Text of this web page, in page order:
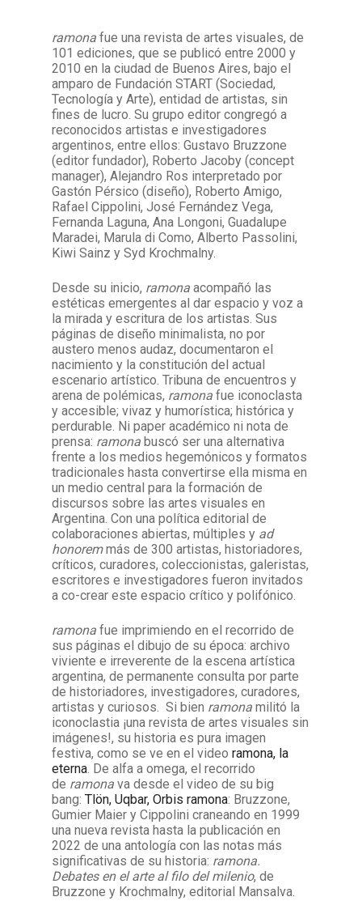
Facebook
Instagram
Twitter
Mail
ramona fue una revista de artes visuales, de
101 ediciones, que se publicó entre 2000 y
2010 en la ciudad de Buenos Aires, bajo el
amparo de Fundación START (Sociedad,
Tecnología y Arte), entidad de artistas, sin
fines de lucro.Su grupo editor congregó a
reconocidos artistas e investigadores
argentinos, entre ellos: Gustavo Bruzzone
(editor fundador), Roberto Jacoby (concept
manager), Alejandro Ros interpretado por
Gastón Pérsico (diseño), Roberto Amigo,
Rafael Cippolini, José Fernández Vega,
Fernanda Laguna, Ana Longoni, Guadalupe
Maradei, Marula di Como, Alberto Passolini,
Kiwi Sainz y Syd Krochmalny.
Desde su inicio, ramona acompañó las
estéticas emergentes al dar espacio y voz a
la mirada y escritura de los artistas. Sus
páginas de diseño minimalista, no por
austero menos audaz, documentaron el
nacimiento y la constitución del actual
escenario artístico. Tribuna de encuentros y
arena de polémicas, ramona fue iconoclasta
y accesible; vivaz y humorística; histórica y
perdurable. Ni paper académico ni nota de
prensa: ramona buscó ser una alternativa
frente a los medios hegemónicos y formatos
tradicionales hasta convertirse ella misma en
un medio central para la formación de
discursos sobre las artes visuales en
Argentina. Con una política editorial de
colaboraciones abiertas, múltiples y ad
honoremmás de 300 artistas, historiadores,
críticos, curadores, coleccionistas, galeristas,
escritores e investigadores fueron invitados
a co-crear este espacio crítico y polifónico.
ramona fue imprimiendo en el recorrido de
sus páginas el dibujo de su época: archivo
viviente e irreverente de la escena artística
argentina, de permanente consulta por parte
de historiadores, investigadores, curadores,
artistas y curiosos. Si bien ramonamilitó la
iconoclastia ¡una revista de artes visuales sin
imágenes!, su historia es pura imagen
festiva, como se ve en el videoramona, la
eterna. De alfa a omega, el recorrido
de ramona va desde el video de su big
bang:Tlön, Uqbar, Orbis ramona: Bruzzone,
Gumier Maier y Cippolini craneando en 1999
una nueva revista hasta la publicación en
2022 de una antología con las notas más
significativas de su historia: ramona.
Debates en el arte al filo del milenio, de
Bruzzone y Krochmalny, editorial Mansalva.